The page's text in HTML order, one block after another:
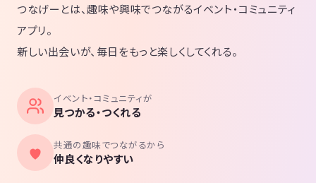
つなげーとは、趣味や興味でつながるイベント・コミュニティ
アプリ。
新しい出会いが、毎日をもっと楽しくしてくれる。
イベント・コミュニティが
見つかる・つくれる
共通の趣味でつながるから
仲良くなりやすい